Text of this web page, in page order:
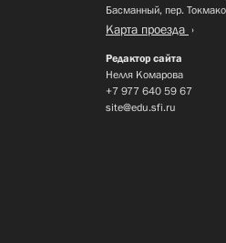
Басманный, пер.
Карта проезда
Редактор сайта
Нелля Комарова
+7 977 640 59 67
site@edu.sfi.ru